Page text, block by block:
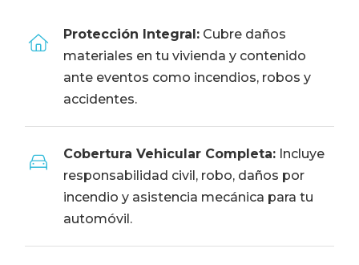
Protección Integral:Cubre daños
materiales en tu vivienda y contenido
ante eventos como incendios, robos y
accidentes.
Cobertura Vehicular Completa:Incluye
responsabilidad civil, robo, daños por
incendio y asistencia mecánica para tu
automóvil.